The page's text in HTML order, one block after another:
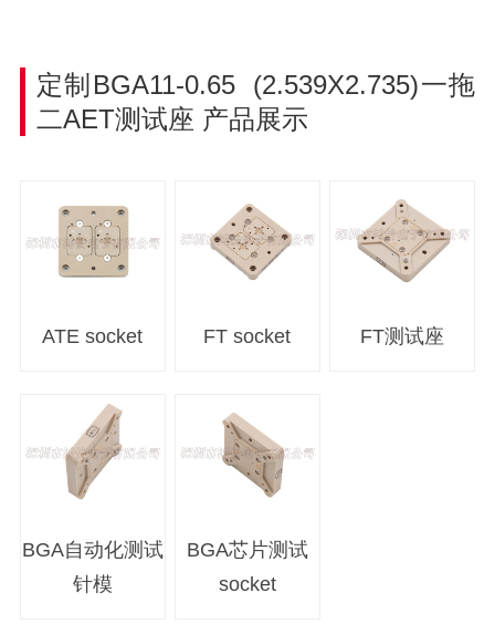
定制BGA11-0.65 (2.539X2.735)一拖
二AET测试座 产品展示
ATE socket FT socket FT测试座
BGA自动化测试
针模
BGA芯片测试
socket